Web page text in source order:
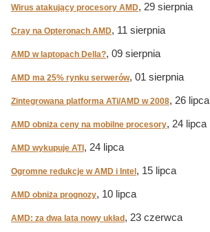
Wirus atakujący procesory AMD, 29 sierpnia
Cray na Opteronach AMD, 11 sierpnia
AMD w laptopach Della?, 09 sierpnia
AMD ma 25% rynku serwerów, 01 sierpnia
Zintegrowana platforma ATi/AMD w 2008, 26 lipca
AMD obniża ceny na mobilne procesory, 24 lipca
AMD wykupuje ATI , 24 lipca
Ogromne redukcje w AMD i Intel , 15 lipca
AMD obniża prognozy, 10 lipca
AMD: za dwa lata nowy układ , 23 czerwca